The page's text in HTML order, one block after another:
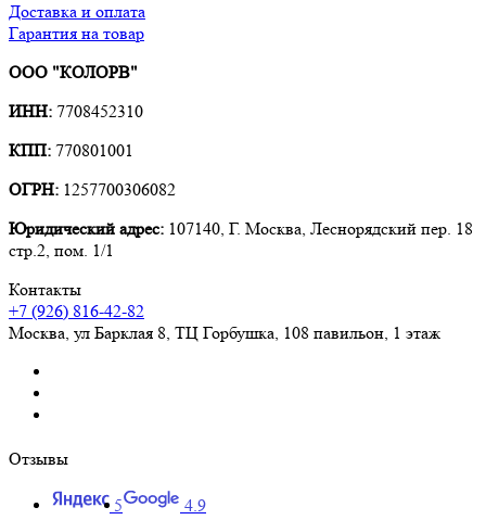
Доставка и оплата
Гарантия на товар
ООО "КОЛОРВ"
ИНН: 7708452310
КПП: 770801001
ОГРН: 1257700306082
Юридический адрес: 107140, Г. Москва, Леснорядский пер. 18
стр.2, пом. 1/1
Контакты
+7 (926) 816-42-82
Москва, ул Барклая 8, ТЦ Горбушка, 108 павильон, 1 этаж
Отзывы
5 4.9